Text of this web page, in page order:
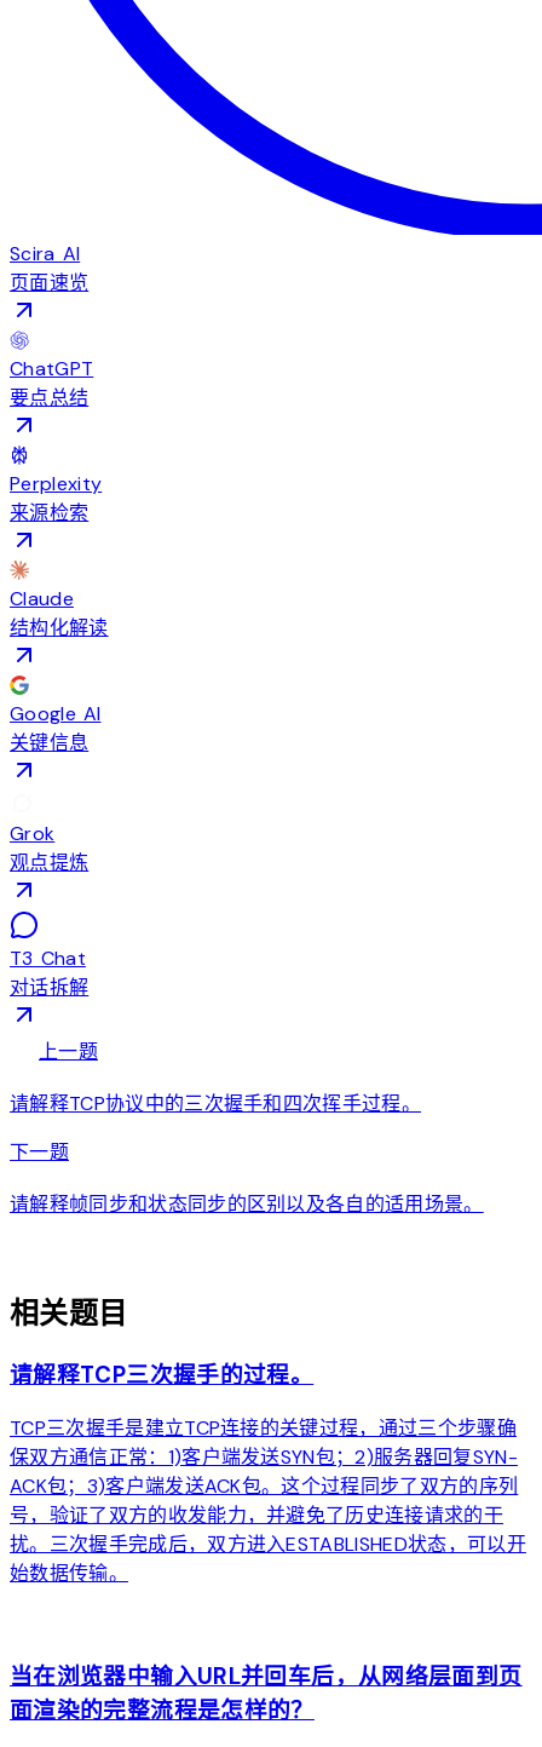
Scira AI
页面速览
ChatGPT
要点总结
Perplexity
来源检索
Claude
结构化解读
Google AI
关键信息
Grok
观点提炼
T3 Chat
对话拆解
上一题
请解释TCP协议中的三次握手和四次挥手过程。
下一题arrow_forward
请解释帧同步和状态同步的区别以及各自的适用场景。
相关题目
请解释TCP三次握手的过程。
TCP三次握手是建立TCP连接的关键过程，通过三个步骤确
保双方通信正常：1)客户端发送SYN包；2)服务器回复SYN-
ACK包；3)客户端发送ACK包。这个过程同步了双方的序列
号，验证了双方的收发能力，并避免了历史连接请求的干
扰。三次握手完成后，双方进入ESTABLISHED状态，可以开
始数据传输。
当在浏览器中输入URL并回车后，从网络层面到页
面渲染的完整流程是怎样的？